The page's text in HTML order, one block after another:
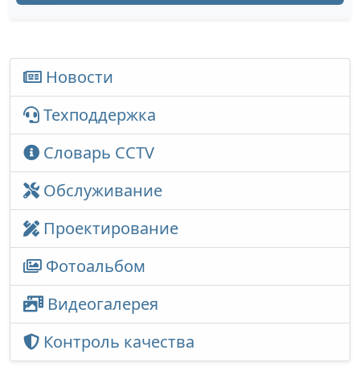
Новости
Техподдержка
Словарь CCTV
Обслуживание
Проектирование
Фотоальбом
Видеогалерея
Контроль качества